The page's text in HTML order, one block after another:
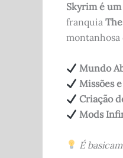
Skyrim é um
franquia
montanhosa
Mundo
Missões
Criação
Mods
É